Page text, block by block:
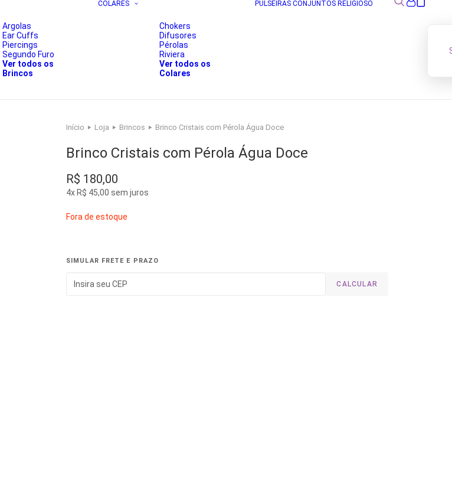
Argolas
Ear Cuffs
Piercings
Segundo Furo
Ver todos os
Brincos
COLARES
Chokers
Difusores
Pérolas
Riviera
Ver todos os
Colares
PULSEIRAS CONJUNTOS RELIGIOSO
Início Loja Brincos Brinco Cristais com Pérola Água Doce
Brinco Cristais com Pérola Água Doce
R$ 180,00
4x R$ 45,00 sem juros
Fora de estoque
SIMULAR FRETE E PRAZO
CALCULAR